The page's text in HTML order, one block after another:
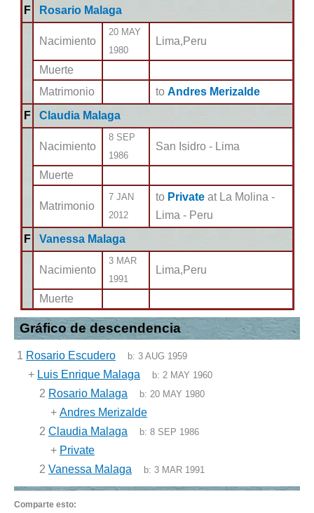
F
Rosario Malaga
Nacimiento
20 MAY
1980
Lima,Peru
Muerte
Matrimonio
to Andres Merizalde
F
Claudia Malaga
Nacimiento
8 SEP
1986
San Isidro - Lima
Muerte
Matrimonio
7 JAN
2012
to Private at La Molina -
Lima - Peru
F
Vanessa Malaga
Nacimiento
3 MAR
1991
Lima,Peru
Muerte
Gráfico de descendencia
1 Rosario Escudero b:3 AUG 1959
+ Luis Enrique Malaga b:2 MAY 1960
2 Rosario Malaga b:20 MAY 1980
+ Andres Merizalde
2 Claudia Malaga b:8 SEP 1986
+ Private
2 Vanessa Malaga b:3 MAR 1991
Comparte esto: